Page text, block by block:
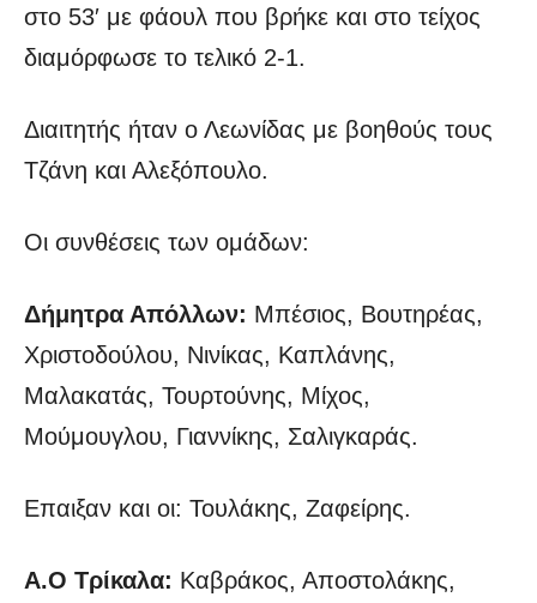
στο 53′ με φάουλ που βρήκε και στο τείχος
διαμόρφωσε το τελικό 2-1.
Διαιτητής ήταν ο Λεωνίδας με βοηθούς τους
Τζάνη και Αλεξόπουλο.
Οι συνθέσεις των ομάδων:
Δήμητρα Απόλλων: Μπέσιος, Βουτηρέας,
Χριστοδούλου, Νινίκας, Καπλάνης,
Μαλακατάς, Τουρτούνης, Μίχος,
Μούμουγλου, Γιαννίκης, Σαλιγκαράς.
Επαιξαν και οι: Τουλάκης, Ζαφείρης.
Α.Ο Τρίκαλα: Καβράκος, Αποστολάκης,